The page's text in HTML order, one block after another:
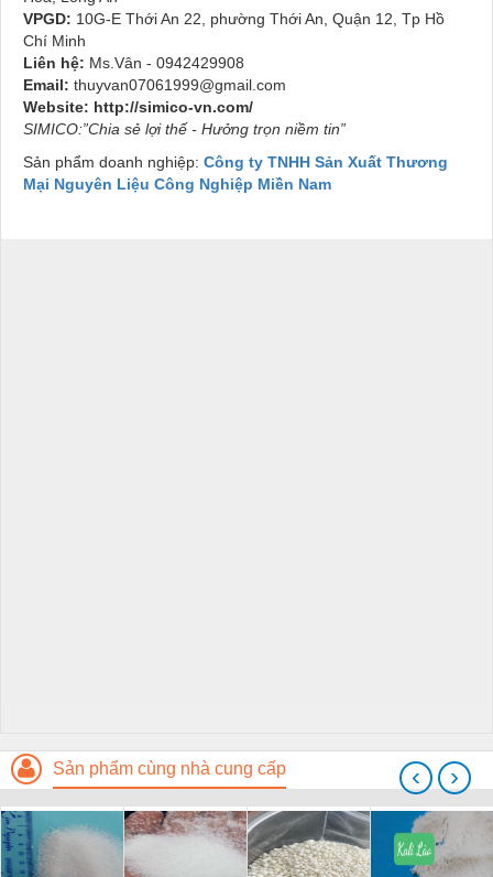
VPGD: 10G-E Thới An 22, phường Thới An, Quận 12, Tp Hồ
Chí Minh
Liên hệ: Ms.Vân - 0942429908
Email: thuyvan07061999@gmail.com
Website: http://simico-vn.com/
SIMICO:”Chia sẻ lợi thế - Hưởng trọn niềm tin”
Sản phẩm doanh nghiệp: Công ty TNHH Sản Xuất Thương
Mại Nguyên Liệu Công Nghiệp Miền Nam
Sản phẩm cùng nhà cung cấp ‹ ›